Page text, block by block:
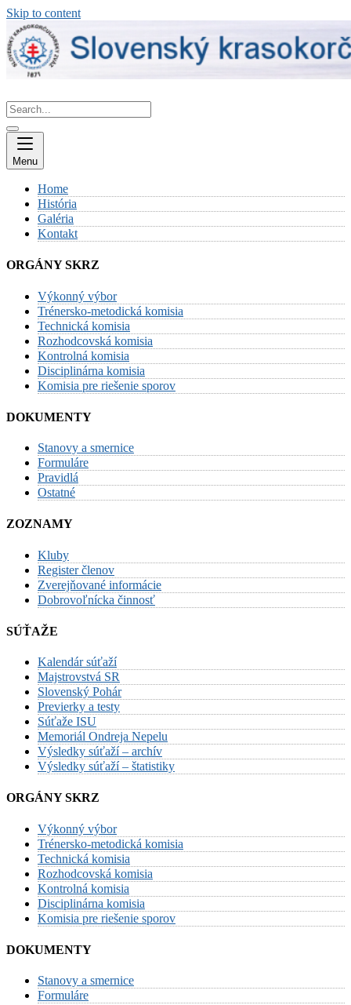
Skip to content
Menu
Home
História
Galéria
Kontakt
ORGÁNY SKRZ
Výkonný výbor
Trénersko-metodická komisia
Technická komisia
Rozhodcovská komisia
Kontrolná komisia
Disciplinárna komisia
Komisia pre riešenie sporov
DOKUMENTY
Stanovy a smernice
Formuláre
Pravidlá
Ostatné
ZOZNAMY
Kluby
Register členov
Zverejňované informácie
Dobrovoľnícka činnosť
SÚŤAŽE
Kalendár súťaží
Majstrovstvá SR
Slovenský Pohár
Previerky a testy
Súťaže ISU
Memoriál Ondreja Nepelu
Výsledky súťaží – archív
Výsledky súťaží – štatistiky
ORGÁNY SKRZ
Výkonný výbor
Trénersko-metodická komisia
Technická komisia
Rozhodcovská komisia
Kontrolná komisia
Disciplinárna komisia
Komisia pre riešenie sporov
DOKUMENTY
Stanovy a smernice
Formuláre